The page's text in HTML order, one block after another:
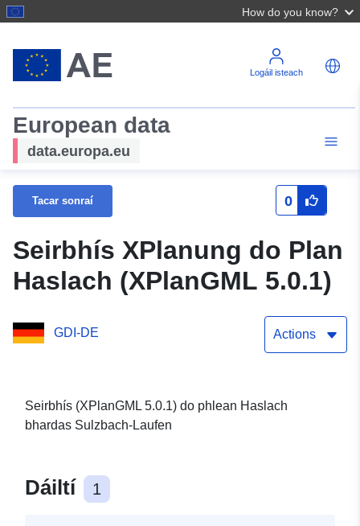
How do you know?
Logáil isteach
European data
data.europa.eu
Tacar sonraí 0
Seirbhís XPlanung do Plan
Haslach (XPlanGML 5.0.1)
GDI-DE Actions
Seirbhís (XPlanGML 5.0.1) do phlean Haslach
bhardas Sulzbach-Laufen
Dáiltí 1